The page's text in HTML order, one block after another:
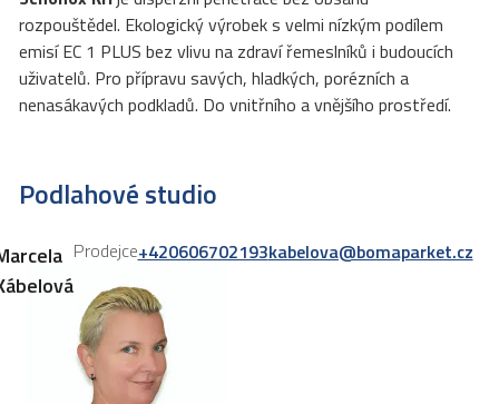
rozpouštědel. Ekologický výrobek s velmi nízkým podílem
emisí EC 1 PLUS bez vlivu na zdraví řemeslníků i budoucích
uživatelů. Pro přípravu savých, hladkých, porézních a
nenasákavých podkladů. Do vnitřního a vnějšího prostředí.
Podlahové studio
Prodejce+420606702193kabelova@bomaparket.cz